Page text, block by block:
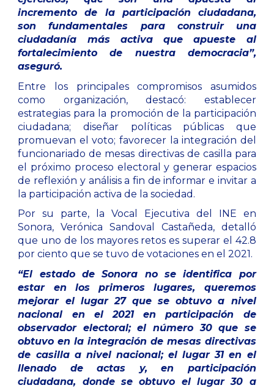
incremento de la participación ciudadana,
son fundamentales para construir una
ciudadanía más activa que apueste al
fortalecimiento de nuestra democracia”,
aseguró.
Entre los principales compromisos asumidos
como organización, destacó: establecer
estrategias para la promoción de la participación
ciudadana; diseñar políticas públicas que
promuevan el voto; favorecer la integración del
funcionariado de mesas directivas de casilla para
el próximo proceso electoral y generar espacios
de reflexión y análisis a fin de informar e invitar a
la participación activa de la sociedad.
Por su parte, la Vocal Ejecutiva del INE en
Sonora, Verónica Sandoval Castañeda, detalló
que uno de los mayores retos es superar el 42.8
por ciento que se tuvo de votaciones en el 2021.
“El estado de Sonora no se identifica por
estar en los primeros lugares, queremos
mejorar el lugar 27 que se obtuvo a nivel
nacional en el 2021 en participación de
observador electoral; el número 30 que se
obtuvo en la integración de mesas directivas
de casilla a nivel nacional; el lugar 31 en el
llenado de actas y, en participación
ciudadana, donde se obtuvo el lugar 30 a